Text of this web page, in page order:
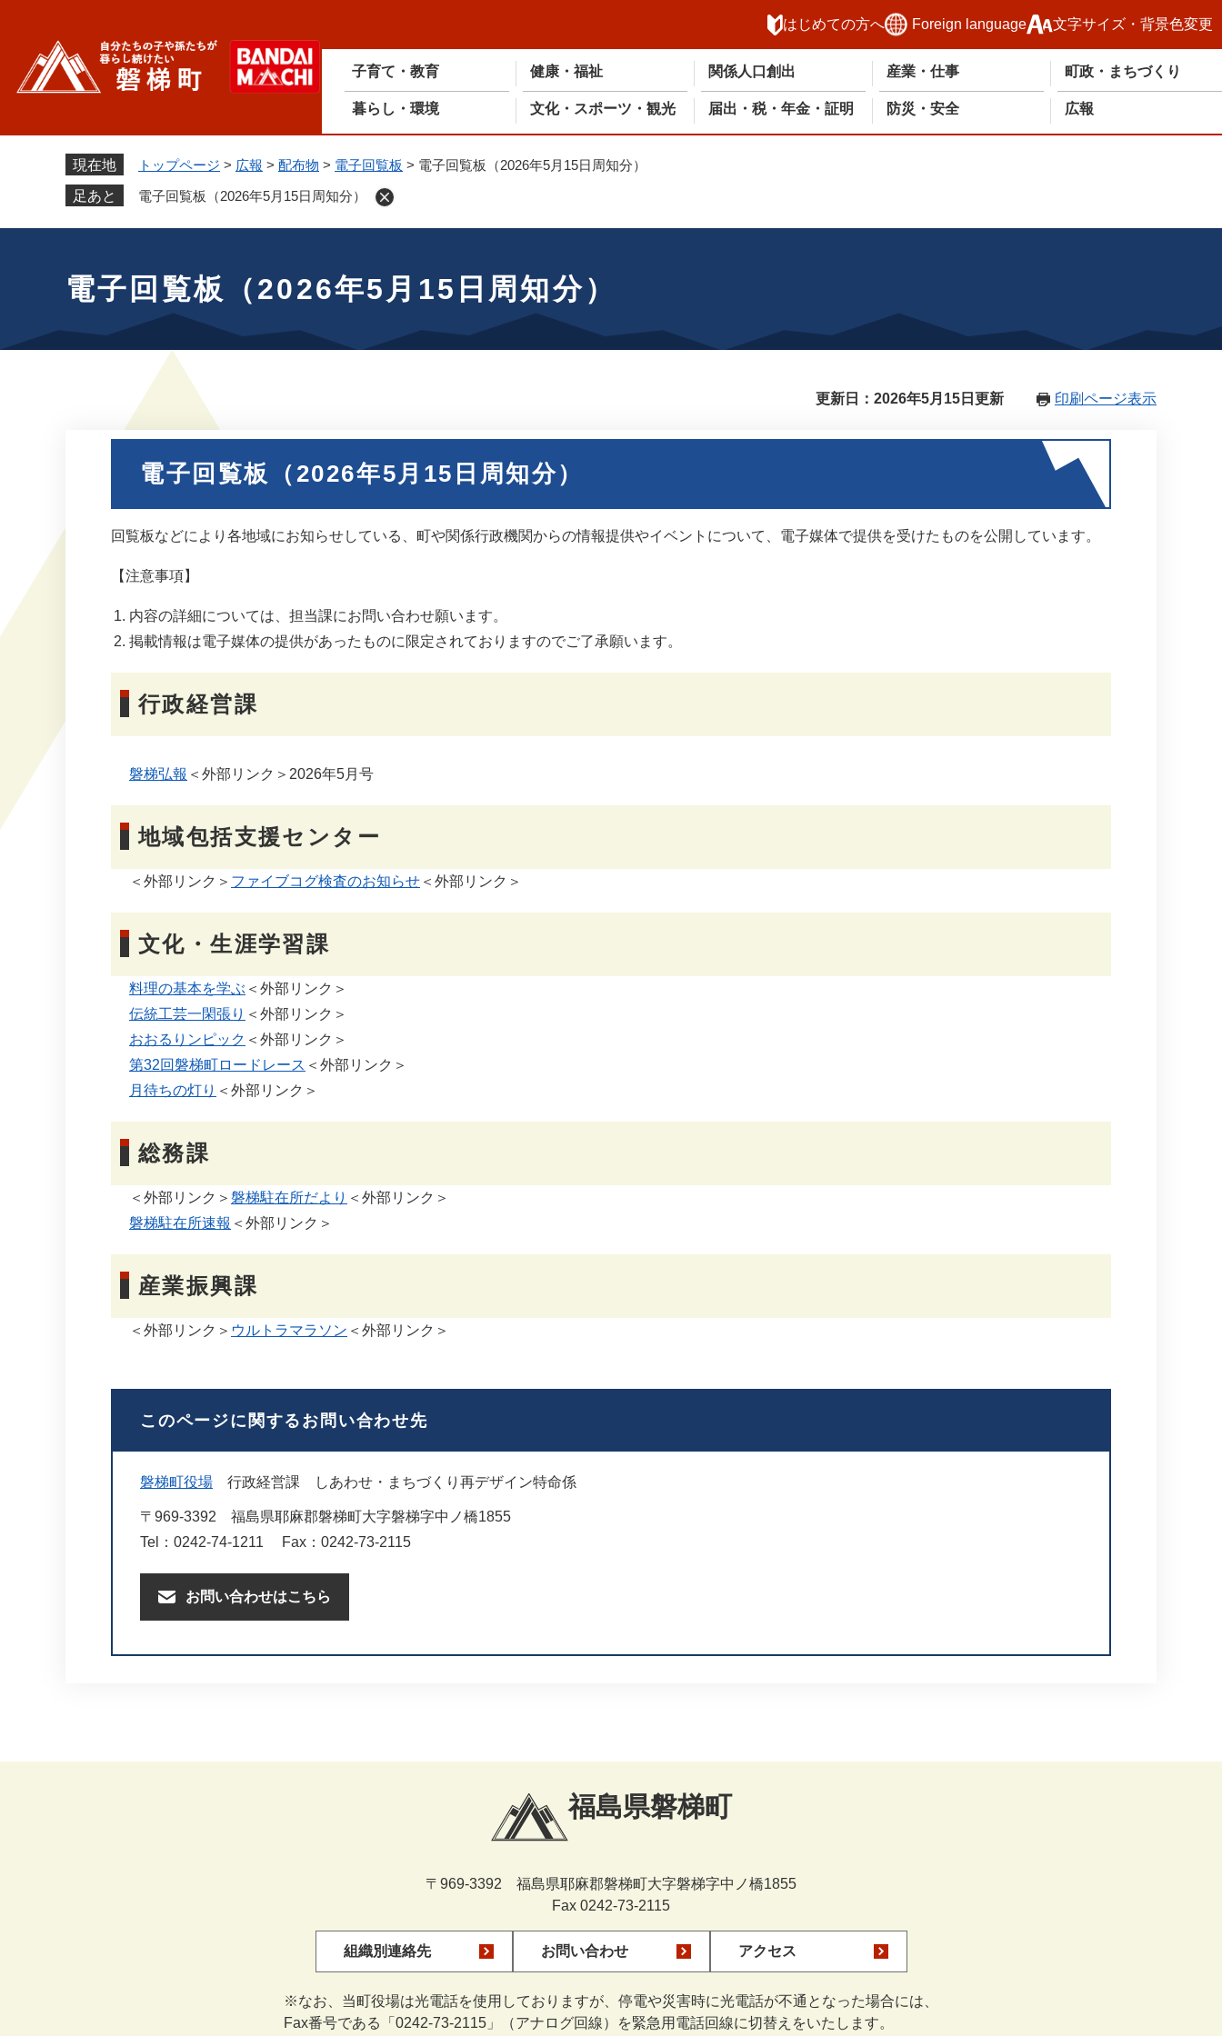
はじめての方へ Foreign language 文字サイズ・背景色変更
子育て・教育 健康・福祉 関係人口創出 産業・仕事 町政・まちづくり
暮らし・環境 文化・スポーツ・観光 届出・税・年金・証明 防災・安全 広報
現在地 トップページ > 広報 > 配布物 > 電子回覧板 > 電子回覧板（2026年5月15日周知分）
足あと
電子回覧板（2026年5月15日周知分）
電子回覧板（2026年5月15日周知分）
更新日：2026年5月15日更新 印刷ページ表示
電子回覧板（2026年5月15日周知分）
回覧板などにより各地域にお知らせしている、町や関係行政機関からの情報提供やイベントについて、電子媒体で提供を受けたものを公開しています。
【注意事項】
内容の詳細については、担当課にお問い合わせ願います。
掲載情報は電子媒体の提供があったものに限定されておりますのでご了承願います。
行政経営課
磐梯弘報 ＜外部リンク＞ 2026年5月号
地域包括支援センター
＜外部リンク＞ ファイブコグ検査のお知らせ​ ＜外部リンク＞
文化・生涯学習課​
料理の基本を学ぶ ＜外部リンク＞
伝統工芸一閑張り ＜外部リンク＞
おおるりンピック ＜外部リンク＞
第32回磐梯町ロードレース ＜外部リンク＞
月待ちの灯り ＜外部リンク＞
総務課
＜外部リンク＞ 磐梯駐在所だより ＜外部リンク＞
磐梯駐在所速報 ＜外部リンク＞
産業振興課
＜外部リンク＞ ウルトラマラソン ＜外部リンク＞
このページに関するお問い合わせ先
磐梯町役場 行政経営課 しあわせ・まちづくり再デザイン特命係
〒969-3392
福島県耶麻郡磐梯町大字磐梯字中ノ橋1855
Tel：0242-74-1211
Fax：0242-73-2115
お問い合わせはこちら
福島県磐梯町
〒969-3392 福島県耶麻郡磐梯町大字磐梯字中ノ橋1855
Fax 0242-73-2115
組織別連絡先 お問い合わせ アクセス
※なお、当町役場は光電話を使用しておりますが、停電や災害時に光電話が不通となった場合には、
Fax番号である「0242-73-2115」（アナログ回線）を緊急用電話回線に切替えをいたします。